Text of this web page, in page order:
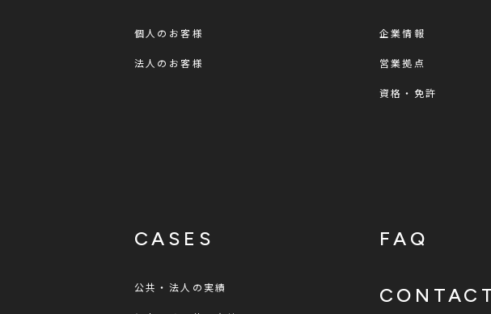
個人のお客様
法人のお客様
企業情報
営業拠点
資格・免許
CASES
公共・法人の実績
FAQ